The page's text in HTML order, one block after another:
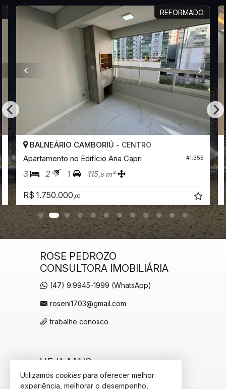
REFORMADO
#1.355
BALNEÁRIO CAMBORIÚ - CENTRO
Apartamento no Edifício Ana Capri
3 2 1 115,6 m²
R$ 1.750.000, 00
ROSE PEDROZO
CONSULTORA IMOBILIÁRIA
(47) 9.9945-1999 (WhatsApp)
roseni1703@gmail.com
trabalhe conosco
VEJA MAIS
receba nosso newsletter
Utilizamos cookies para oferecer melhor
experiência, melhorar o desempenho,